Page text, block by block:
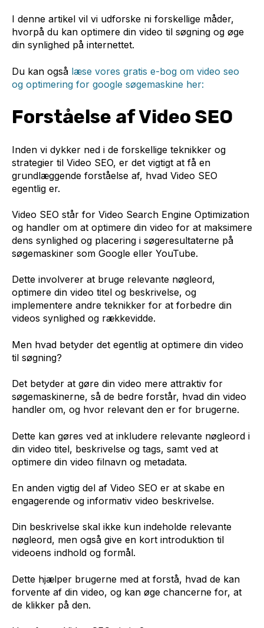
I denne artikel vil vi udforske ni forskellige måder,
hvorpå du kan optimere din video til søgning og øge
din synlighed på internettet.
Du kan også læse vores gratis e-bog om video seo
og optimering for google søgemaskine her:
Forståelse af Video SEO
Inden vi dykker ned i de forskellige teknikker og
strategier til Video SEO, er det vigtigt at få en
grundlæggende forståelse af, hvad Video SEO
egentlig er.
Video SEO står for Video Search Engine Optimization
og handler om at optimere din video for at maksimere
dens synlighed og placering i søgeresultaterne på
søgemaskiner som Google eller YouTube.
Dette involverer at bruge relevante nøgleord,
optimere din video titel og beskrivelse, og
implementere andre teknikker for at forbedre din
videos synlighed og rækkevidde.
Men hvad betyder det egentlig at optimere din video
til søgning?
Det betyder at gøre din video mere attraktiv for
søgemaskinerne, så de bedre forstår, hvad din video
handler om, og hvor relevant den er for brugerne.
Dette kan gøres ved at inkludere relevante nøgleord i
din video titel, beskrivelse og tags, samt ved at
optimere din video filnavn og metadata.
En anden vigtig del af Video SEO er at skabe en
engagerende og informativ video beskrivelse.
Din beskrivelse skal ikke kun indeholde relevante
nøgleord, men også give en kort introduktion til
videoens indhold og formål.
Dette hjælper brugerne med at forstå, hvad de kan
forvente af din video, og kan øge chancerne for, at
de klikker på den.